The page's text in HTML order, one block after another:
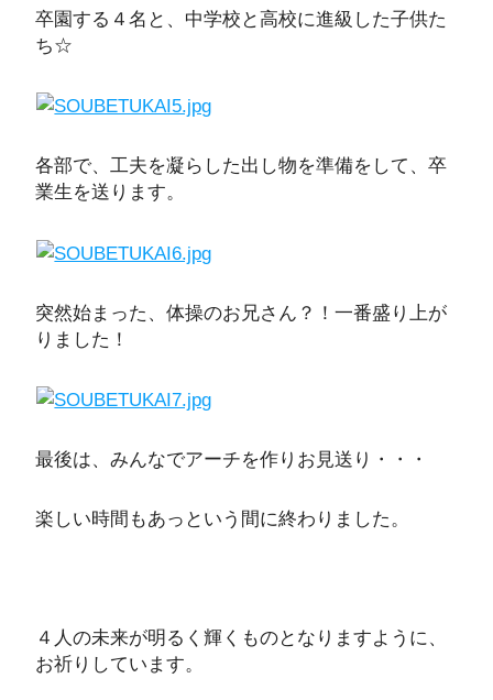
卒園する４名と、中学校と高校に進級した子供た
ち☆
各部で、工夫を凝らした出し物を準備をして、卒
業生を送ります。
突然始まった、体操のお兄さん？！一番盛り上が
りました！
最後は、みんなでアーチを作りお見送り・・・
楽しい時間もあっという間に終わりました。
４人の未来が明るく輝くものとなりますように、
お祈りしています。